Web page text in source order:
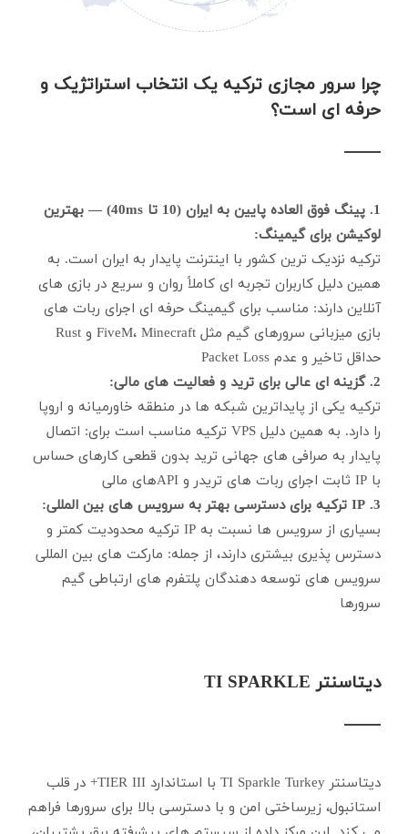
چرا سرور مجازی ترکیه یک انتخاب استراتژیک و
حرفه ای است؟
1. پینگ فوق العاده پایین به ایران (10 تا 40ms) — بهترین
لوکیشن برای گیمینگ:
ترکیه نزدیک ترین کشور با اینترنت پایدار به ایران است. به
همین دلیل کاربران تجربه ای کاملاً روان و سریع در بازی های
آنلاین دارند: مناسب برای گیمینگ حرفه ای اجرای ربات های
بازی میزبانی سرورهای گیم مثل FiveM، Minecraft و Rust
حداقل تاخیر و عدم Packet Loss
2. گزینه ای عالی برای ترید و فعالیت های مالی:
ترکیه یکی از پایداترین شبکه ها در منطقه خاورمیانه و اروپا
را دارد. به همین دلیل VPS ترکیه مناسب است برای: اتصال
پایدار به صرافی های جهانی ترید بدون قطعی کارهای حساس
با IP ثابت اجرای ربات های تریدر و APIهای مالی
3. IP ترکیه برای دسترسی بهتر به سرویس های بین المللی:
بسیاری از سرویس ها نسبت به IP ترکیه محدودیت کمتر و
دسترس پذیری بیشتری دارند، از جمله: مارکت های بین المللی
سرویس های توسعه دهندگان پلتفرم های ارتباطی گیم
سرورها
دیتاسنتر TI SPARKLE
دیتاسنتر TI Sparkle Turkey با استاندارد TIER III+ در قلب
استانبول، زیرساختی امن و با دسترسی بالا برای سرورها فراهم